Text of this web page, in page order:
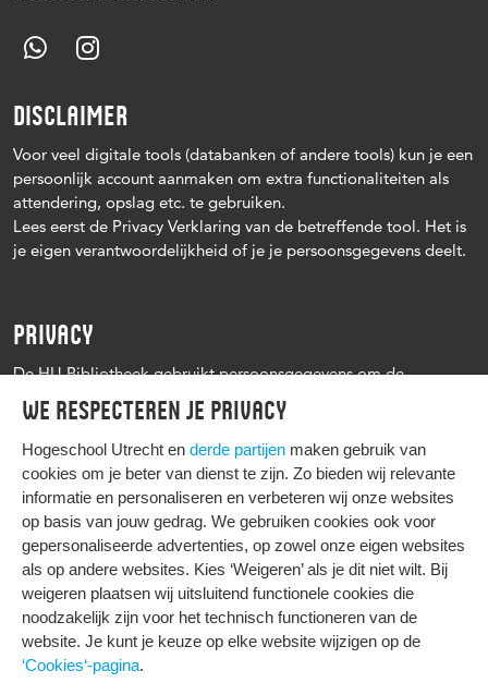
We respecteren je privacy
Hogeschool Utrecht en derde partijen maken gebruik van
cookies om je beter van dienst te zijn. Zo bieden wij relevante
informatie en personaliseren en verbeteren wij onze websites
op basis van jouw gedrag. We gebruiken cookies ook voor
gepersonaliseerde advertenties, op zowel onze eigen websites
als op andere websites. Kies ‘Weigeren’ als je dit niet wilt. Bij
weigeren plaatsen wij uitsluitend functionele cookies die
noodzakelijk zijn voor het technisch functioneren van de
website. Je kunt je keuze op elke website wijzigen op de
‘Cookies‘-pagina.
DISCLAIMER
Voor veel digitale tools (databanken of andere tools) kun je een
persoonlijk account aanmaken om extra functionaliteiten als
attendering, opslag etc. te gebruiken.
Lees eerst de Privacy Verklaring van de betreffende tool. Het is
je eigen verantwoordelijkheid of je je persoonsgegevens deelt.
PRIVACY
De HU Bibliotheek gebruikt persoonsgegevens om de
leenprocedure te kunnen uitvoeren, onder andere voor het
versturen van herinneringen en informatie over reserveringen.
Zie verder het Privacy statement Hogeschool Utrecht
HIER KOMT ALLES SAMEN
Privacy
Cookies